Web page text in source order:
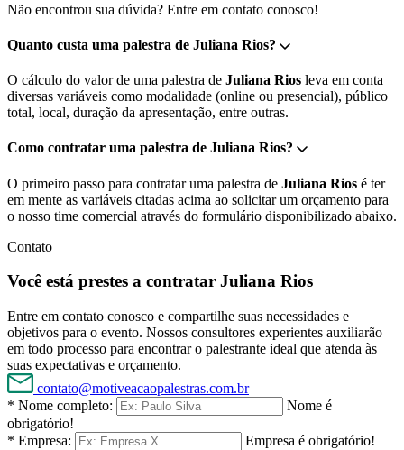
Não encontrou sua dúvida? Entre em contato conosco!
Quanto custa uma palestra de Juliana Rios?
O cálculo do valor de uma palestra de Juliana Rios leva em conta
diversas variáveis como modalidade (online ou presencial), público
total, local, duração da apresentação, entre outras.
Como contratar uma palestra de Juliana Rios?
O primeiro passo para contratar uma palestra de Juliana Rios é ter
em mente as variáveis citadas acima ao solicitar um orçamento para
o nosso time comercial através do formulário disponibilizado abaixo.
Contato
Você está prestes a contratar Juliana Rios
Entre em contato conosco e compartilhe suas necessidades e
objetivos para o evento. Nossos consultores experientes auxiliarão
em todo processo para encontrar o palestrante ideal que atenda às
suas expectativas e orçamento.
contato@motiveacaopalestras.com.br
* Nome completo:
Nome é
obrigatório!
* Empresa:
Empresa é obrigatório!